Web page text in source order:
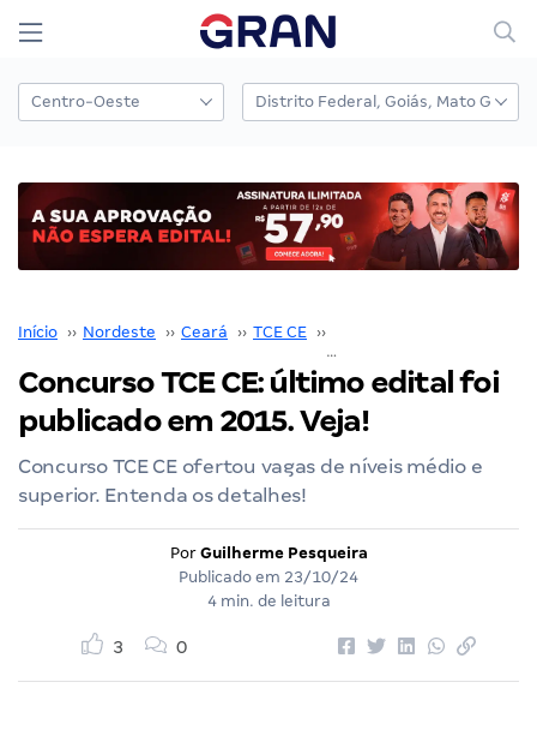
Início ›› Nordeste ›› Ceará ›› TCE CE ››
Concurso TCE CE: último edital foi
publicado em 2015. Veja!
Concurso TCE CE ofertou vagas de níveis médio e
superior. Entenda os detalhes!
Por Guilherme Pesqueira
Publicado em 23/10/24
4 min. de leitura
3 0